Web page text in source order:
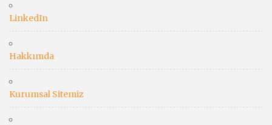
LinkedIn
Hakkımda
Kurumsal Sitemiz